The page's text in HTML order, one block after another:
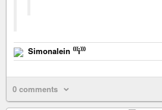
Simonalein ⁽⁽⁽i⁾⁾⁾
0 comments